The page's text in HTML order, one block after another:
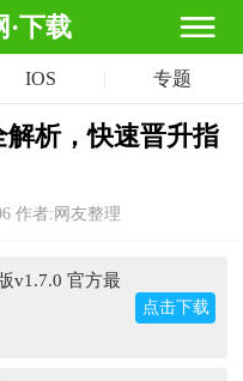
下载
IOS 专题
析，快速晋升指
作者:网友整理
v1.7.0 官方最
点击下载